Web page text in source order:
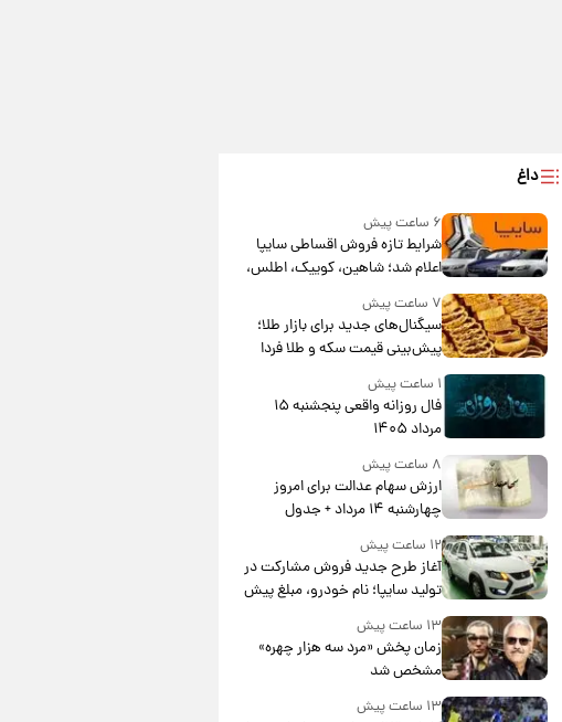
داغ
۶ ساعت پیش
شرایط تازه فروش اقساطی سایپا
اعلام شد؛ شاهین، کوییک، اطلس،
سهند و ساینا با اقساط بلندمدت +
جدول۷ ساعت پیش
سیگنال‌های جدید برای بازار طلا؛
پیش‌بینی قیمت سکه و طلا فردا
۱ ساعت پیش
فال روزانه واقعی پنجشنبه ۱۵
مرداد ۱۴۰۵
۸ ساعت پیش
ارزش سهام عدالت برای امروز
چهارشنبه ۱۴ مرداد + جدول
۱۲ ساعت پیش
آغاز طرح جدید فروش مشارکت در
تولید سایپا؛ نام خودرو، مبلغ پیش
پرداخت و زمان تحویل | سود
مشارکت چند درصد است؟
۱۳ ساعت پیش
زمان پخش «مرد سه هزار چهره»
مشخص شد
۱۳ ساعت پیش